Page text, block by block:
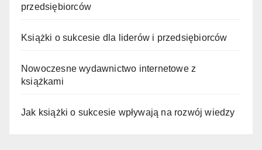
przedsiębiorców
Książki o sukcesie dla liderów i przedsiębiorców
Nowoczesne wydawnictwo internetowe z
książkami
Jak książki o sukcesie wpływają na rozwój wiedzy